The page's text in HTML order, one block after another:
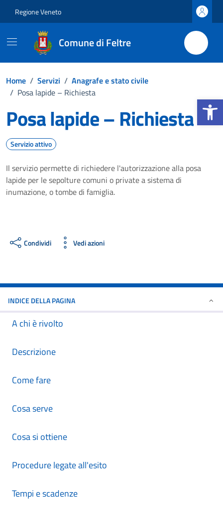
Apri la
Regione Veneto
Comune di Feltre
Home / Servizi / Anagrafe e stato civile
/ Posa lapide – Richiesta
Posa lapide – Richiesta
Servizio attivo
Il servizio permette di richiedere l'autorizzazione alla posa
lapide per le sepolture comuni o private a sistema di
inumazione, o tombe di famiglia.
Condividi Vedi azioni
INDICE DELLA PAGINA
A chi è rivolto
Descrizione
Come fare
Cosa serve
Cosa si ottiene
Procedure legate all'esito
Tempi e scadenze